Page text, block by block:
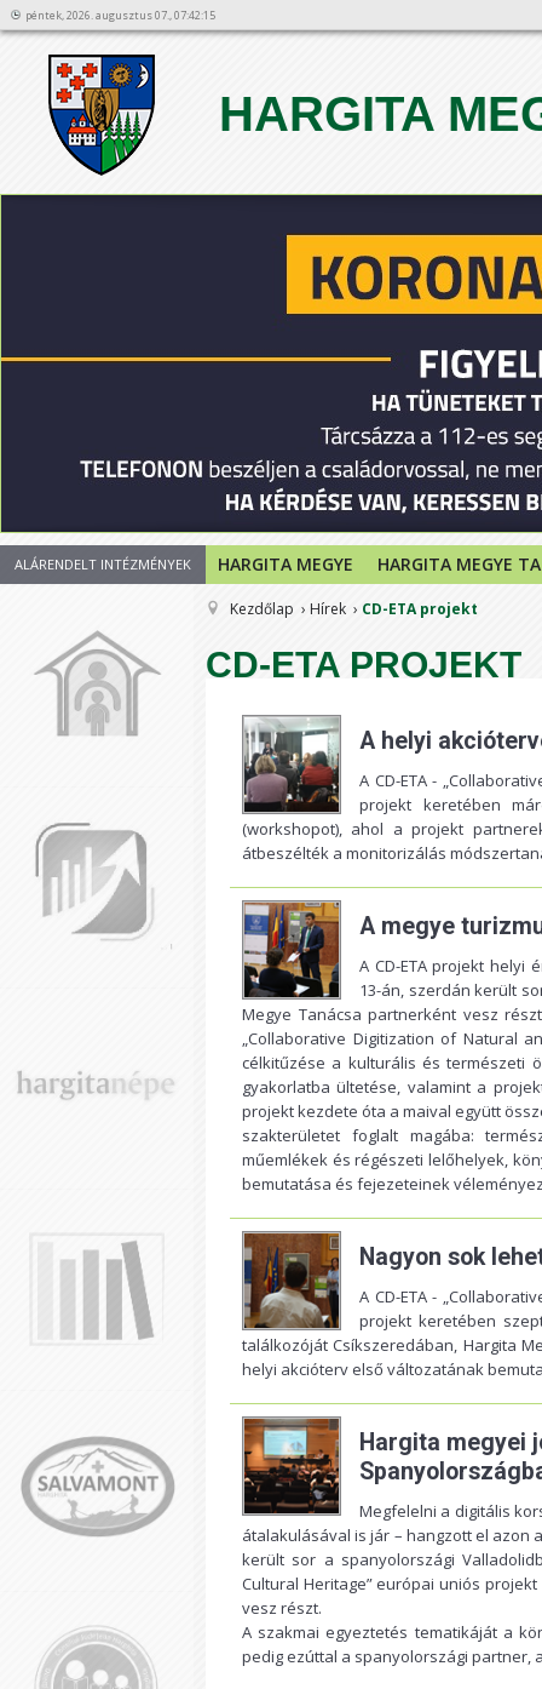
péntek, 2026. augusztus 07., 07:42:15
HARGITA
12
ALÁRENDELT INTÉZMÉNYEK HARGITA MEGYE HARGITA MEGYE
Kezdőlap Hírek CD-ETA projekt
CD-ETA PROJEKT
A helyi
A CD-ETA -
projekt keretében
(workshopot), ahol a projekt
átbeszélték a monitorizálás
A megye
A CD-ETA projekt
13-án, szerdán került
Megye Tanácsa partnerként vesz
„Collaborative Digitization of Natural
célkitűzése a kulturális és természeti
gyakorlatba ültetése, valamint a
projekt kezdete óta a maival együtt
szakterületet foglalt magába:
műemlékek és régészeti lelőhelyek,
bemutatása és fejezeteinek
Nagyon sok
A CD-ETA -
projekt keretében
találkozóját Csíkszeredában, Hargita
helyi akcióterv első változatának
Hargita megyei
Megfelelni a digitális
átalakulásával is jár – hangzott el azon
került sor a spanyolországi
Cultural Heritage” európai uniós
vesz részt.
A szakmai egyeztetés tematikáját a
pedig ezúttal a spanyolországi partner,